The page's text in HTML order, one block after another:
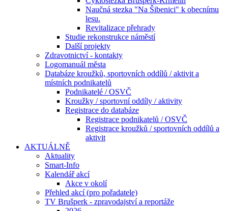
Naučná stezka "Na Šibenici" k obecnímu
lesu.
Revitalizace přehrady
Studie rekonstrukce náměstí
Další projekty
Zdravotnictví - kontakty
Logomanuál města
Databáze kroužků, sportovních oddílů / aktivit a
místních podnikatelů
Podnikatelé / OSVČ
Kroužky / sportovní oddíly / aktivity
Registrace do databáze
Registrace podnikatelů / OSVČ
Registrace kroužků / sportovních oddílů a
aktivit
AKTUÁLNĚ
Aktuality
Smart-Info
Kalendář akcí
Akce v okolí
Přehled akcí (pro pořadatele)
TV Brušperk - zpravodajství a reportáže